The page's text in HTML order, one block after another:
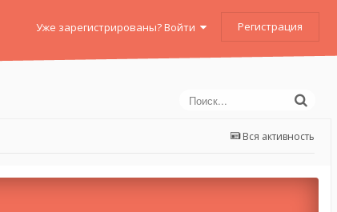
Уже зарегистрированы? Войти Регистрация
Вся активность